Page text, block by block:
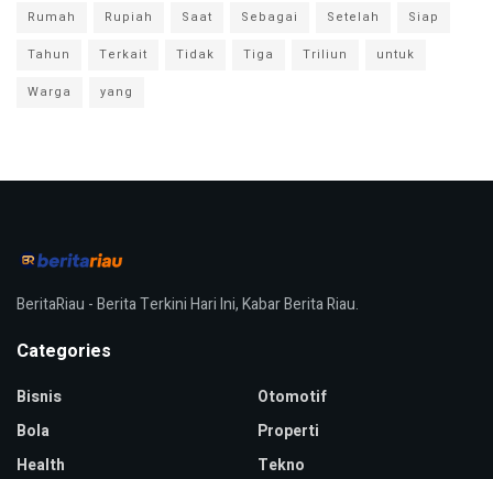
Rumah
Rupiah Saat Sebagai Setelah
Siap
Tahun
Terkait Tidak Tiga Triliun
untuk
Warga
yang
BeritaRiau - Berita Terkini Hari Ini, Kabar Berita Riau.
Categories
Bisnis
Bola
Health
Otomotif
Properti
Tekno